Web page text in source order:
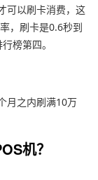
可以刷卡消费，这
，刷卡是0.6秒到
榜第四。
月之内刷满10万
机？